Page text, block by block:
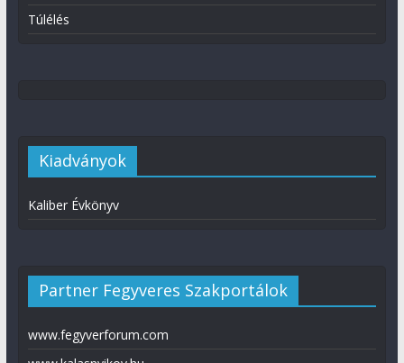
Túlélés
Kiadványok
Kaliber Évkönyv
Partner Fegyveres Szakportálok
www.fegyverforum.com